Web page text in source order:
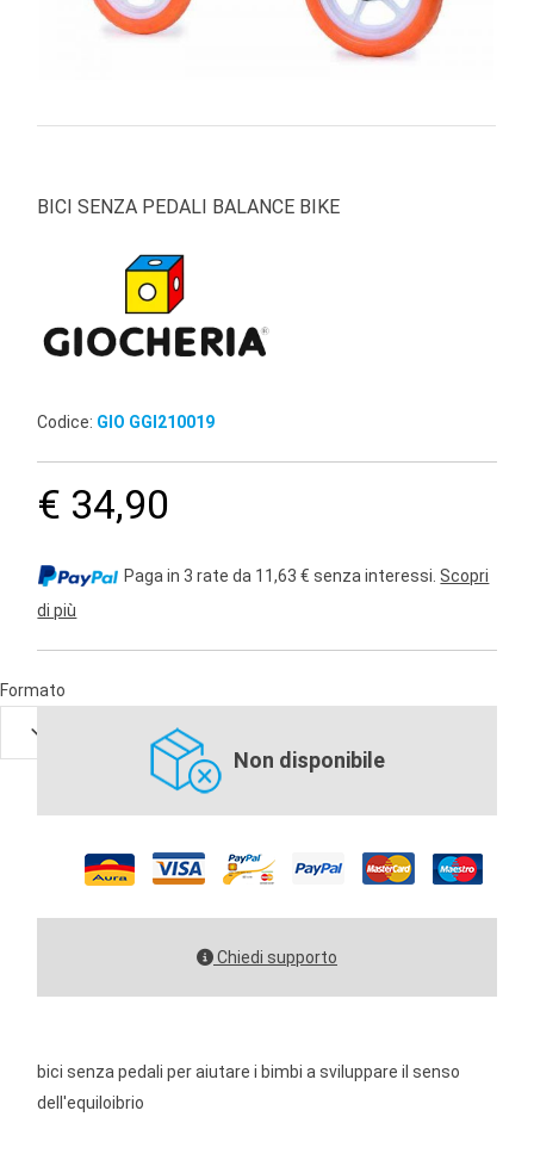
BICI SENZA PEDALI BALANCE BIKE
Codice: GIO GGI210019
€ 34,90
Paga in 3 rate da 11,63 € senza interessi.Scopri
di più
Formato
Non disponibile
Chiedi supporto
bici senza pedali per aiutare i bimbi a sviluppare il senso
dell'equiloibrio